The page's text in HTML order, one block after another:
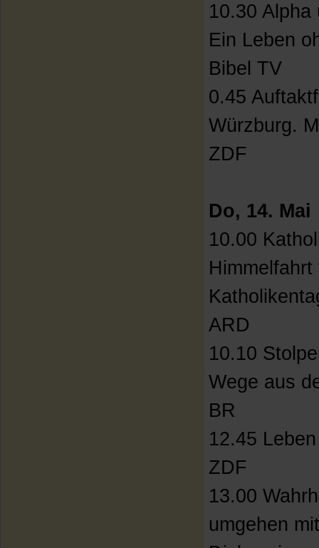
10.30
Ein Leben
Bibel TV
0.45
Würzburg.
ZDF
Do, 14. Mai
10.00
ARD
10.10
Wege aus
BR
12.45
ZDF
13.00
umgehen